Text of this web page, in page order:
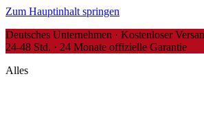
Zum Hauptinhalt springen
Deutsches Unternehmen · Kostenloser
24-48 Std. · 24 Monate offizielle Garantie
Alles